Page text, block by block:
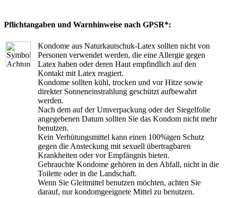
Pflichtangaben und Warnhinweise nach GPSR*:
Kondome aus Naturkautschuk-Latex sollten nicht von
Personen verwendet werden, die eine Allergie gegen
Latex haben oder deren Haut empfindlich auf den
Kontakt mit Latex reagiert.
Kondome sollten kühl, trocken und vor Hitze sowie
direkter Sonneneinstrahlung geschützt aufbewahrt
werden.
Nach dem auf der Umverpackung oder der Siegelfolie
angegebenen Datum sollten Sie das Kondom nicht mehr
benutzen.
Kein Verhütungsmittel kann einen 100%igen Schutz
gegen die Ansteckung mit sexuell übertragbaren
Krankheiten oder vor Empfängnis bieten.
Gebrauchte Kondome gehören in den Abfall, nicht in die
Toilette oder in die Landschaft.
Wenn Sie Gleitmittel benutzen möchten, achten Sie
darauf, nur kondomgeeignete Mittel zu benutzen.